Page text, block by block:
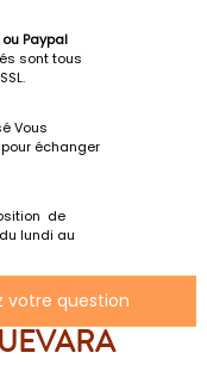
Paypal
sont tous
Vous
échanger
de
lundi au
votre question